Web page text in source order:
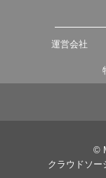
運営会社
©
クラウドソー